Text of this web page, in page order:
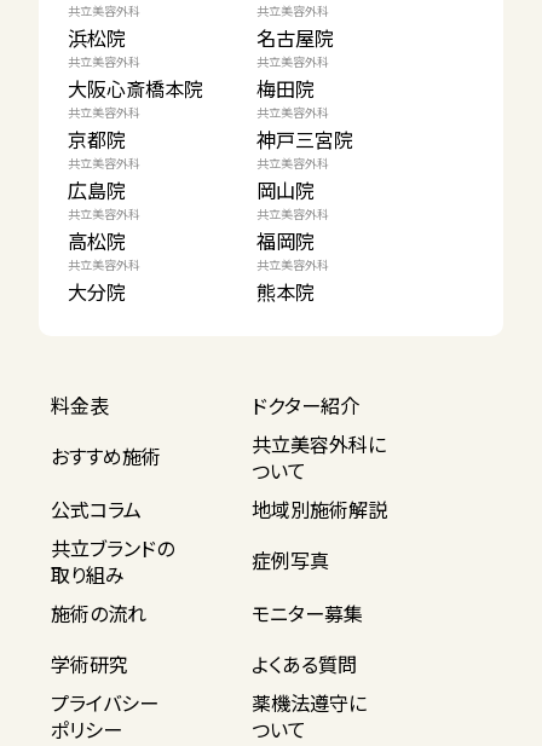
共立美容外科
浜松院
共立美容外科
名古屋院
共立美容外科
大阪心斎橋本院
共立美容外科
梅田院
共立美容外科
京都院
共立美容外科
神戸三宮院
共立美容外科
広島院
共立美容外科
岡山院
共立美容外科
高松院
共立美容外科
福岡院
共立美容外科
大分院
共立美容外科
熊本院
料金表
ドクター紹介
おすすめ施術
共立美容外科に
ついて
公式コラム
地域別施術解説
共立ブランドの
取り組み
症例写真
施術の流れ
モニター募集
学術研究
よくある質問
プライバシー
ポリシー
薬機法遵守に
ついて